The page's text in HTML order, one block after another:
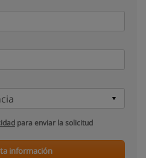
para enviar la solicitud
información